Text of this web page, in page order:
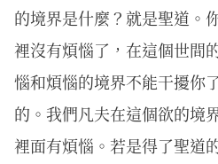
的境界是什麼？就是聖道。
裡沒有煩惱了，在這個世間
惱和煩惱的境界不能干擾你
的。我們凡夫在這個欲的境
裡面有煩惱。若是得了聖道